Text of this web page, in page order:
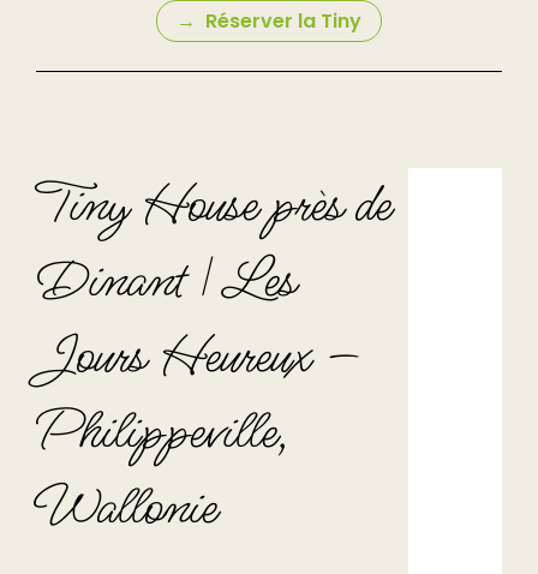
Réserver la Tiny
Tiny House près de
Dinant | Les
Jours Heureux —
Philippeville,
Wallonie